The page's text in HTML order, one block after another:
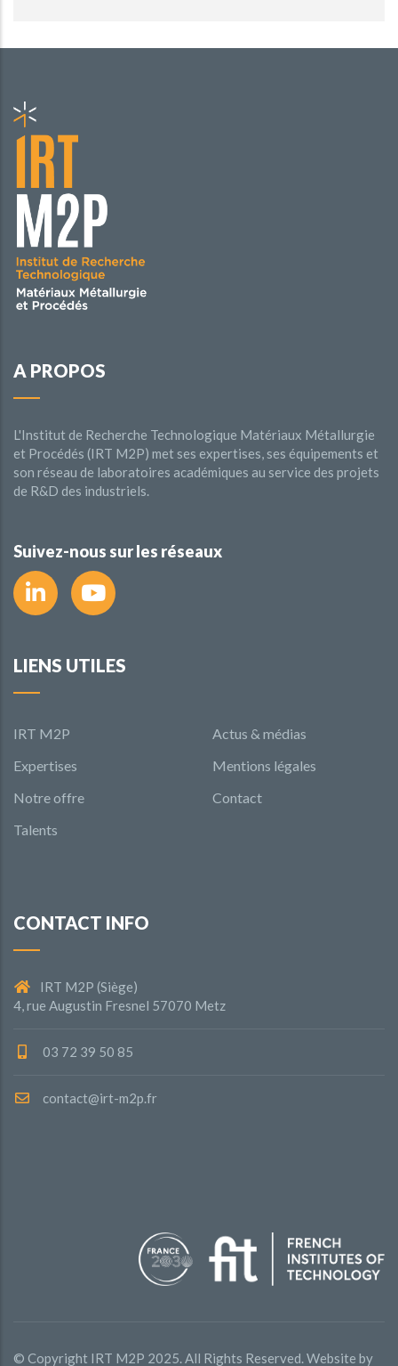
A PROPOS
L'Institut de Recherche Technologique Matériaux Métallurgie
et Procédés (IRT M2P) met ses expertises, ses équipements et
son réseau de laboratoires académiques au service des projets
de R&D des industriels.
Suivez-nous sur les réseaux
LIENS UTILES
IRT M2P
Expertises
Notre offre
Talents
Actus & médias
Mentions légales
Contact
CONTACT INFO
IRT M2P (Siège)
4, rue Augustin Fresnel 57070 Metz
03 72 39 50 85
contact@irt-m2p.fr
© Copyright IRT M2P 2025. All Rights Reserved. Website by